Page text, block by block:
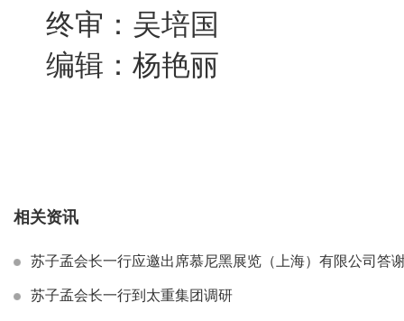
终审：吴培国
编辑：杨艳丽
相关资讯
苏子孟会长一行应邀出席慕尼黑展览（上海）有限公司答
苏子孟会长一行到太重集团调研